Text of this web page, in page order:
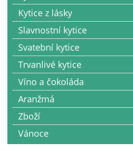
Kytice z lásky
Slavnostní kytice
Svatební kytice
Trvanlivé kytice
Víno a čokoláda
Aranžmá
Zboží
Vánoce